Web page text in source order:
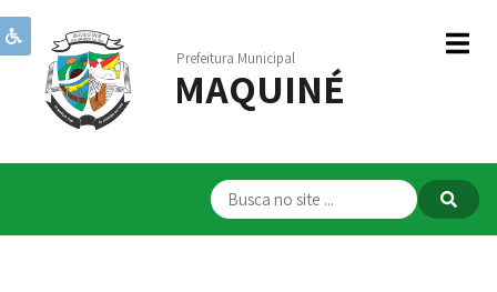
Prefeitura Municipal
MAQUINÉ
Institucional
Governo